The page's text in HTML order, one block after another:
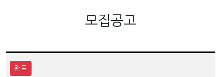
모집공고
완료